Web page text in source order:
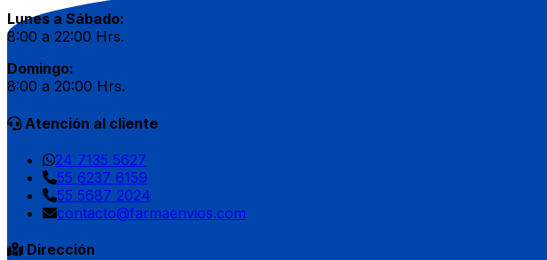
Lunes a Sábado:
8:00 a 22:00 Hrs.
Domingo:
8:00 a 20:00 Hrs.
Atención al cliente
24 7135 5627
55 6237 6159
55 5687 2024
contacto@farmaenvios.com
Dirección